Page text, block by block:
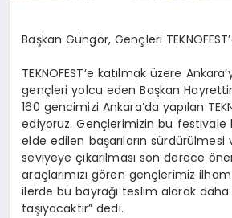
Başkan Güngör, Gençleri
TEKNOFEST’e katılmak üzere
gençleri yolcu eden Başkan
160 gencimizi Ankara’da yapılan
ediyoruz. Gençlerimizin bu festivale
elde edilen başarıların
seviyeye çıkarılması son derece
araçlarımızı gören gençlerimiz
ilerde bu bayrağı teslim alarak daha
taşıyacaktır” dedi.